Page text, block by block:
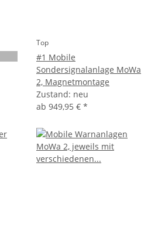
Top
#1 Mobile
Sondersignalanlage MoWa
2, Magnetmontage
Zustand: neu
ab 949,95 € *